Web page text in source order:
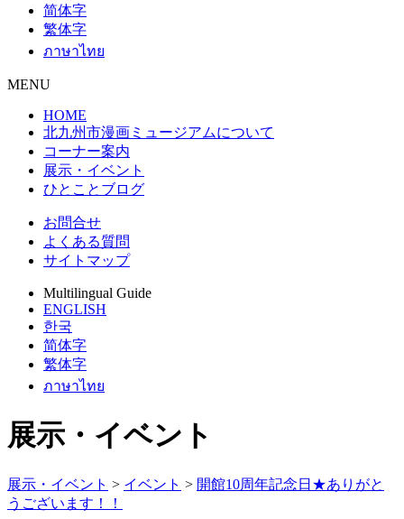
简体字
繁体字
ภาษาไทย
MENU
HOME
北九州市漫画ミュージアムについて
コーナー案内
展示・イベント
ひとことブログ
お問合せ
よくある質問
サイトマップ
Multilingual Guide
ENGLISH
한국
简体字
繁体字
ภาษาไทย
展示・イベント
展示・イベント > イベント > 開館10周年記念日★ありがと
うございます！！